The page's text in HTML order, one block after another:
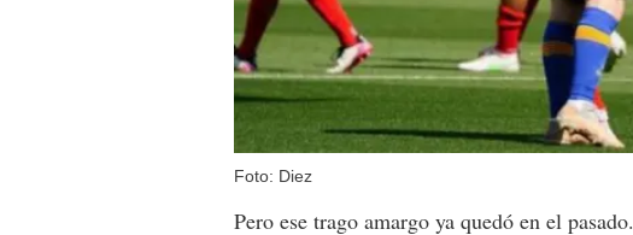
Foto: Diez
Pero ese trago amargo ya quedó en el pasado.